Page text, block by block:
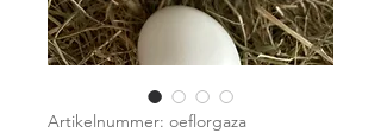
Artikelnummer: oeflorgaza